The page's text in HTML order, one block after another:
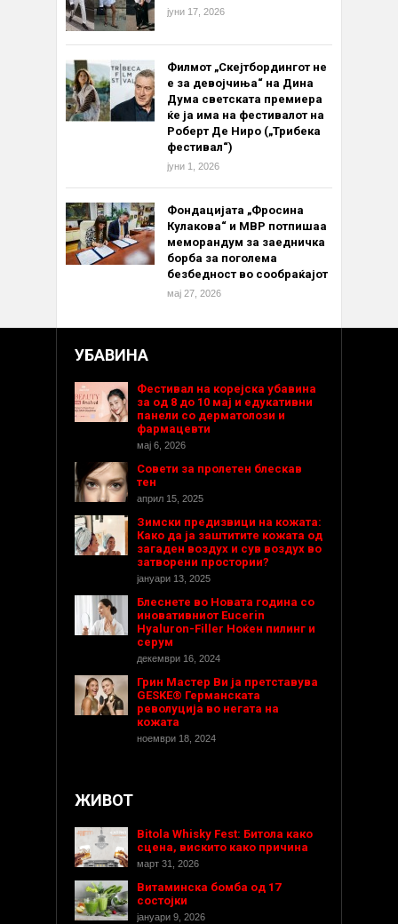
јуни 17, 2026
Филмот „Скејтбордингот не
е за девојчиња“ на Дина
Дума светската премиера
ќе ја има на фестивалот на
Роберт Де Ниро („Трибека
фестивал“)
јуни 1, 2026
Фондацијата „Фросина
Кулакова“ и МВР потпишаа
меморандум за заедничка
борба за поголема
безбедност во сообраќајот
мај 27, 2026
УБАВИНА
Фестивал на корејска убавина
за од 8 до 10 мај и едукативни
панели со дерматолози и
фармацевти
мај 6, 2026
Совети за пролетен блескав
тен
април 15, 2025
Зимски предизвици на кожата:
Како да ја заштитите кожата од
загаден воздух и сув воздух во
затворени простории?
јануари 13, 2025
Блеснете во Новата година со
иновативниот Eucerin
Hyaluron-Filler Ноќен пилинг и
серум
декември 16, 2024
Грин Мастер Ви ја претставува
GESKE® Германската
револуција во негата на
кожата
ноември 18, 2024
ЖИВОТ
Bitola Whisky Fest: Битола како
сцена, вискито како причина
март 31, 2026
Витаминска бомба од 17
состојки
јануари 9, 2026